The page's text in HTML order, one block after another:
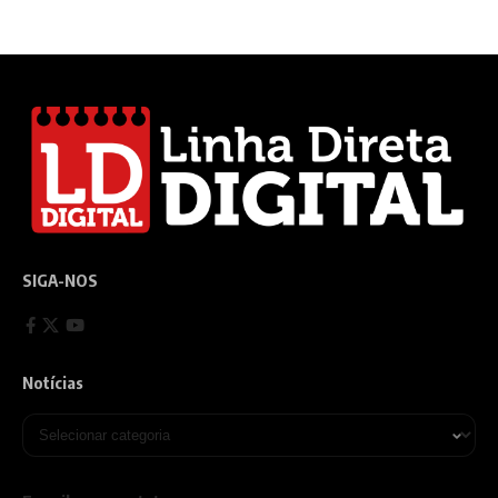
SIGA-NOS
Notícias